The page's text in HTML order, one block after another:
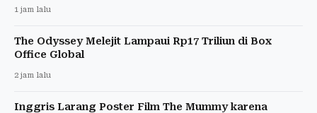
1 jam lalu
The Odyssey Melejit Lampaui Rp17 Triliun di Box
Office Global
2 jam lalu
Inggris Larang Poster Film The Mummy karena